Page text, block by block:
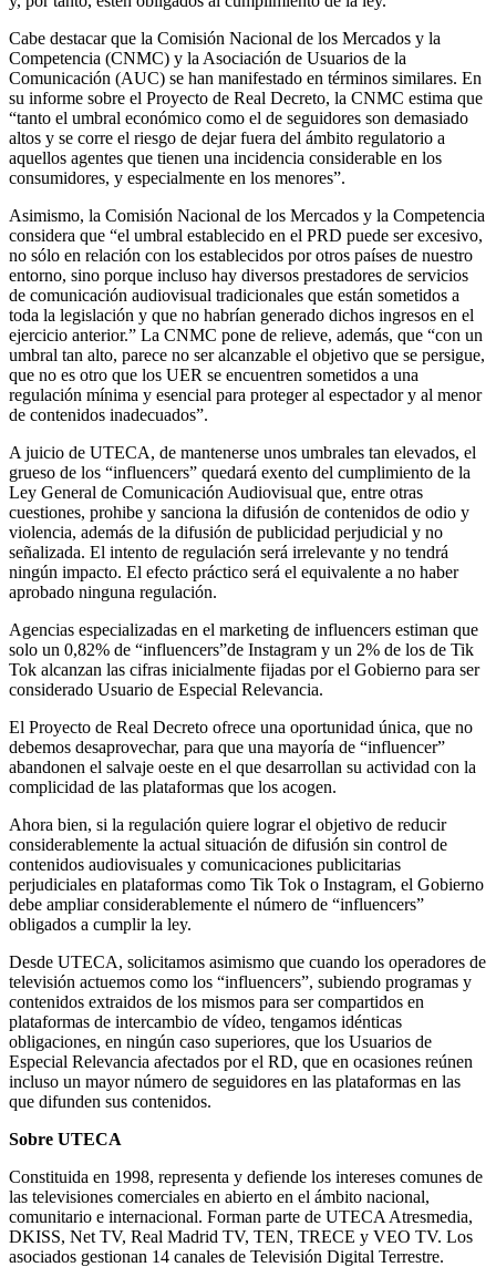
Cabe destacar que la Comisión Nacional de los Mercados y la
Competencia (CNMC) y la Asociación de Usuarios de la
Comunicación (AUC) se han manifestado en términos similares. En
su informe sobre el Proyecto de Real Decreto, la CNMC estima que
“tanto el umbral económico como el de seguidores son demasiado
altos y se corre el riesgo de dejar fuera del ámbito regulatorio a
aquellos agentes que tienen una incidencia considerable en los
consumidores, y especialmente en los menores”.
Asimismo, la Comisión Nacional de los Mercados y la Competencia
considera que “el umbral establecido en el PRD puede ser excesivo,
no sólo en relación con los establecidos por otros países de nuestro
entorno, sino porque incluso hay diversos prestadores de servicios
de comunicación audiovisual tradicionales que están sometidos a
toda la legislación y que no habrían generado dichos ingresos en el
ejercicio anterior.” La CNMC pone de relieve, además, que “con un
umbral tan alto, parece no ser alcanzable el objetivo que se persigue,
que no es otro que los UER se encuentren sometidos a una
regulación mínima y esencial para proteger al espectador y al menor
de contenidos inadecuados”.
A juicio de UTECA, de mantenerse unos umbrales tan elevados, el
grueso de los “influencers” quedará exento del cumplimiento de la
Ley General de Comunicación Audiovisual que, entre otras
cuestiones, prohibe y sanciona la difusión de contenidos de odio y
violencia, además de la difusión de publicidad perjudicial y no
señalizada. El intento de regulación será irrelevante y no tendrá
ningún impacto. El efecto práctico será el equivalente a no haber
aprobado ninguna regulación.
Agencias especializadas en el marketing de influencers estiman que
solo un 0,82% de “influencers”de Instagram y un 2% de los de Tik
Tok alcanzan las cifras inicialmente fijadas por el Gobierno para ser
considerado Usuario de Especial Relevancia.
El Proyecto de Real Decreto ofrece una oportunidad única, que no
debemos desaprovechar, para que una mayoría de “influencer”
abandonen el salvaje oeste en el que desarrollan su actividad con la
complicidad de las plataformas que los acogen.
Ahora bien, si la regulación quiere lograr el objetivo de reducir
considerablemente la actual situación de difusión sin control de
contenidos audiovisuales y comunicaciones publicitarias
perjudiciales en plataformas como Tik Tok o Instagram, el Gobierno
debe ampliar considerablemente el número de “influencers”
obligados a cumplir la ley.
Desde UTECA, solicitamos asimismo que cuando los operadores de
televisión actuemos como los “influencers”, subiendo programas y
contenidos extraidos de los mismos para ser compartidos en
plataformas de intercambio de vídeo, tengamos idénticas
obligaciones, en ningún caso superiores, que los Usuarios de
Especial Relevancia afectados por el RD, que en ocasiones reúnen
incluso un mayor número de seguidores en las plataformas en las
que difunden sus contenidos.
Sobre UTECA
Constituida en 1998, representa y defiende los intereses comunes de
las televisiones comerciales en abierto en el ámbito nacional,
comunitario e internacional. Forman parte de UTECA Atresmedia,
DKISS, Net TV, Real Madrid TV, TEN, TRECE y VEO TV. Los
asociados gestionan 14 canales de Televisión Digital Terrestre.